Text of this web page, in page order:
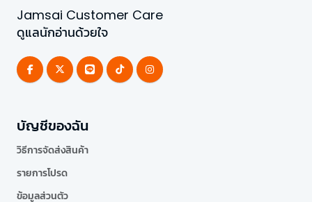
Jamsai Customer Care
ดูแลนักอ่านด้วยใจ
บัญชีของฉัน
วิธีการจัดส่งสินค้า
รายการโปรด
ข้อมูลส่วนตัว